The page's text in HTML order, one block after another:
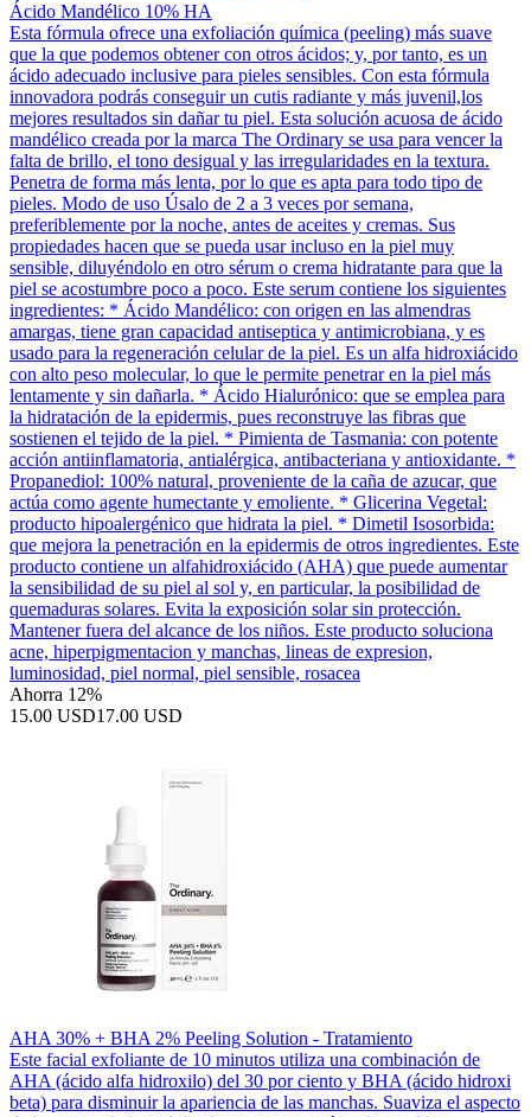
Ácido Mandélico 10% HA
Esta fórmula ofrece una exfoliación química (peeling) más suave
que la que podemos obtener con otros ácidos; y, por tanto, es un
ácido adecuado inclusive para pieles sensibles. Con esta fórmula
innovadora podrás conseguir un cutis radiante y más juvenil,los
mejores resultados sin dañar tu piel. Esta solución acuosa de ácido
mandélico creada por la marca The Ordinary se usa para vencer la
falta de brillo, el tono desigual y las irregularidades en la textura.
Penetra de forma más lenta, por lo que es apta para todo tipo de
pieles. Modo de uso Úsalo de 2 a 3 veces por semana,
preferiblemente por la noche, antes de aceites y cremas. Sus
propiedades hacen que se pueda usar incluso en la piel muy
sensible, diluyéndolo en otro sérum o crema hidratante para que la
piel se acostumbre poco a poco. Este serum contiene los siguientes
ingredientes: * Ácido Mandélico: con origen en las almendras
amargas, tiene gran capacidad antiseptica y antimicrobiana, y es
usado para la regeneración celular de la piel. Es un alfa hidroxiácido
con alto peso molecular, lo que le permite penetrar en la piel más
lentamente y sin dañarla. * Ácido Hialurónico: que se emplea para
la hidratación de la epidermis, pues reconstruye las fibras que
sostienen el tejido de la piel. * Pimienta de Tasmania: con potente
acción antiinflamatoria, antialérgica, antibacteriana y antioxidante. *
Propanediol: 100% natural, proveniente de la caña de azucar, que
actúa como agente humectante y emoliente. * Glicerina Vegetal:
producto hipoalergénico que hidrata la piel. * Dimetil Isosorbida:
que mejora la penetración en la epidermis de otros ingredientes. Este
producto contiene un alfahidroxiácido (AHA) que puede aumentar
la sensibilidad de su piel al sol y, en particular, la posibilidad de
quemaduras solares. Evita la exposición solar sin protección.
Mantener fuera del alcance de los niños. Este producto soluciona
acne, hiperpigmentacion y manchas, lineas de expresion,
luminosidad, piel normal, piel sensible, rosacea
Ahorra 12%
15.00 USD17.00 USD
AHA 30% + BHA 2% Peeling Solution - Tratamiento
Este facial exfoliante de 10 minutos utiliza una combinación de
AHA (ácido alfa hidroxilo) del 30 por ciento y BHA (ácido hidroxi
beta) para disminuir la apariencia de las manchas. Suaviza el aspecto